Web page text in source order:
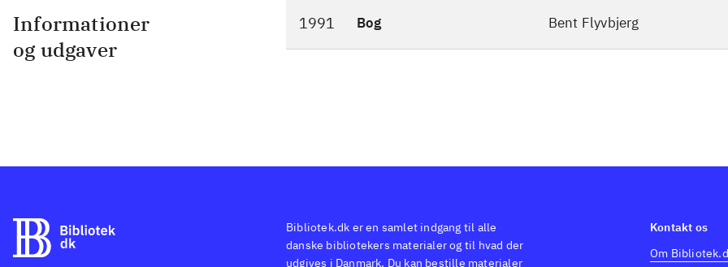
Informationer
og udgaver
1991 Bog Bent Flyvbjerg
Bibliotek.dk er en samlet indgang til alle
danske bibliotekers materialer og til hvad der
udgives i Danmark. Du kan bestille materialer
Kontakt os
Om